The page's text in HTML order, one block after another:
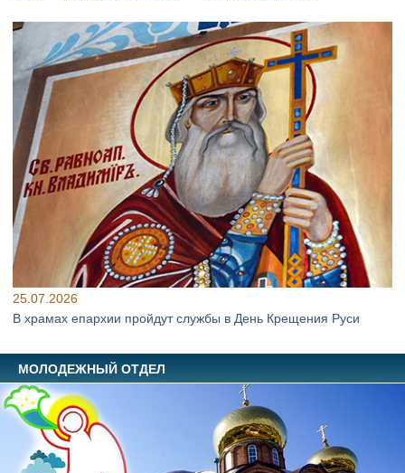
25.07.2026
В храмах епархии пройдут службы в День Крещения Руси
МОЛОДЕЖНЫЙ ОТДЕЛ